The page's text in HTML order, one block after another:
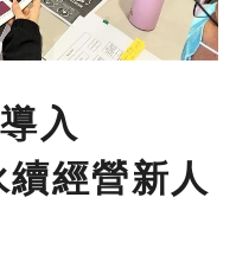
入
續經營新人